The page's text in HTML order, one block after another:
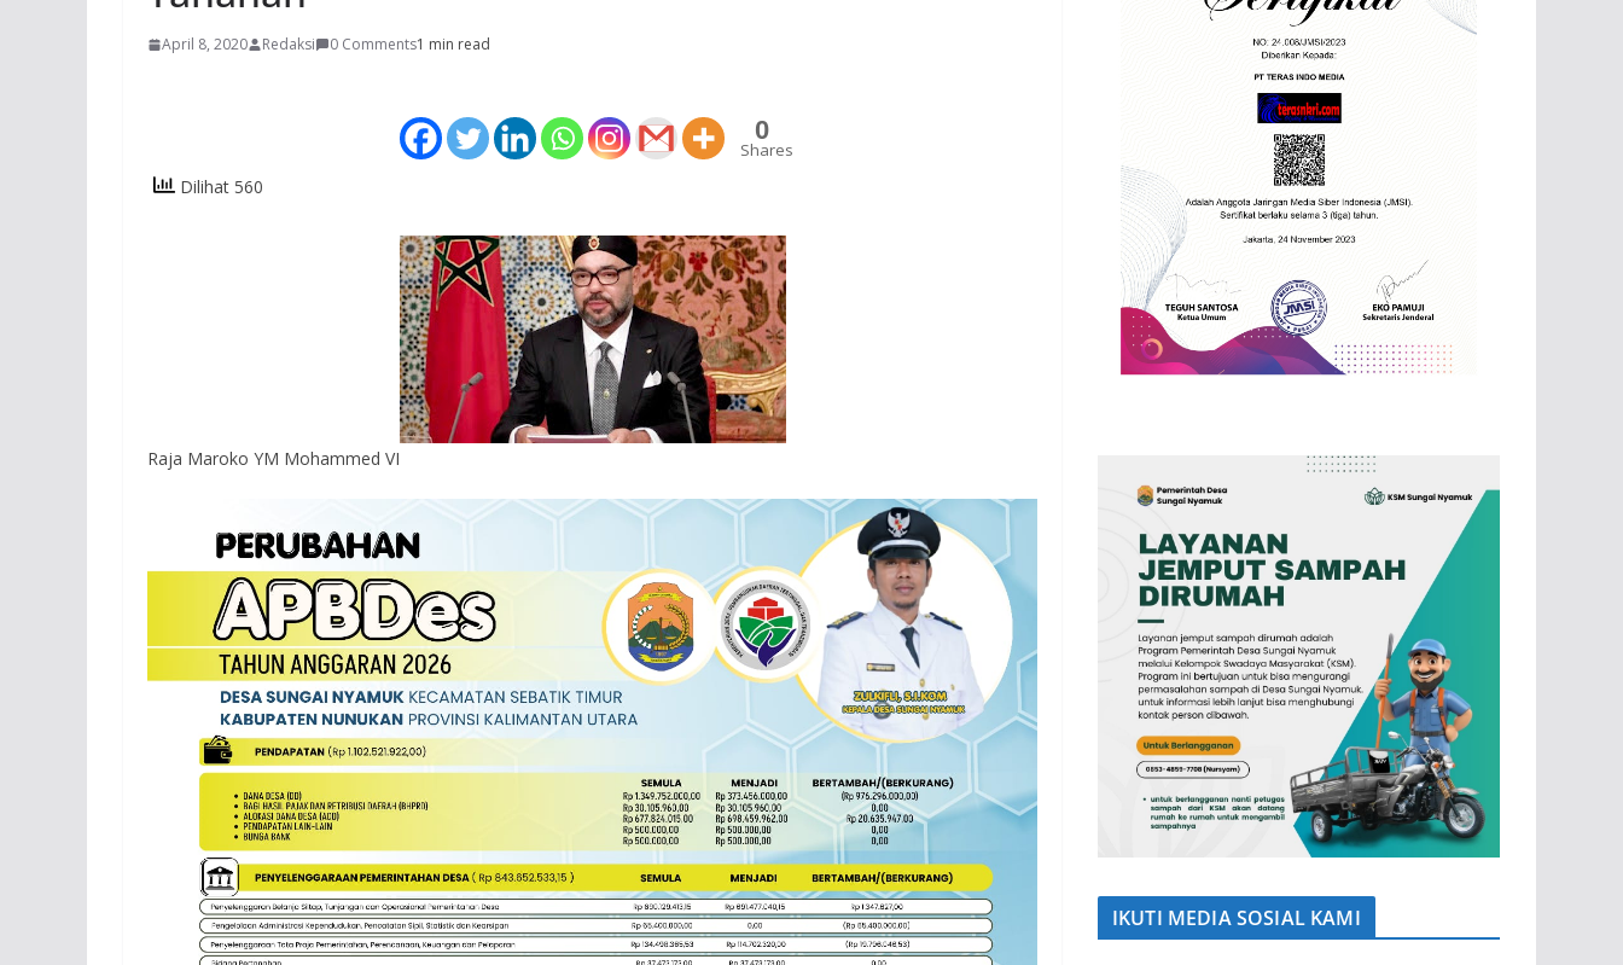
April 8, 2020 Redaksi 0 Comments1 min read
0
Shares
Dilihat 560
Raja Maroko YM Mohammed VI
IKUTI MEDIA SOSIAL KAMI